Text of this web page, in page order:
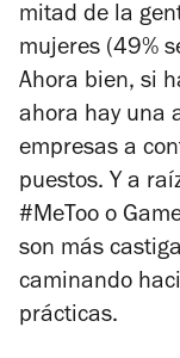
mitad de la
mujeres (49%
Ahora bien, si
ahora hay una
empresas a
puestos. Y a
#MeToo o
son más
caminando
prácticas.